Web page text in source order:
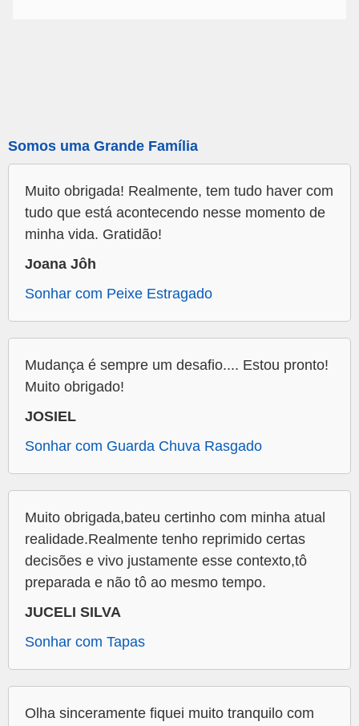
Somos uma Grande Família
Muito obrigada! Realmente, tem tudo haver com
tudo que está acontecendo nesse momento de
minha vida. Gratidão!
Joana Jôh
Sonhar com Peixe Estragado
Mudança é sempre um desafio.... Estou pronto!
Muito obrigado!
JOSIEL
Sonhar com Guarda Chuva Rasgado
Muito obrigada,bateu certinho com minha atual
realidade.Realmente tenho reprimido certas
decisões e vivo justamente esse contexto,tô
preparada e não tô ao mesmo tempo.
JUCELI SILVA
Sonhar com Tapas
Olha sinceramente fiquei muito tranquilo com